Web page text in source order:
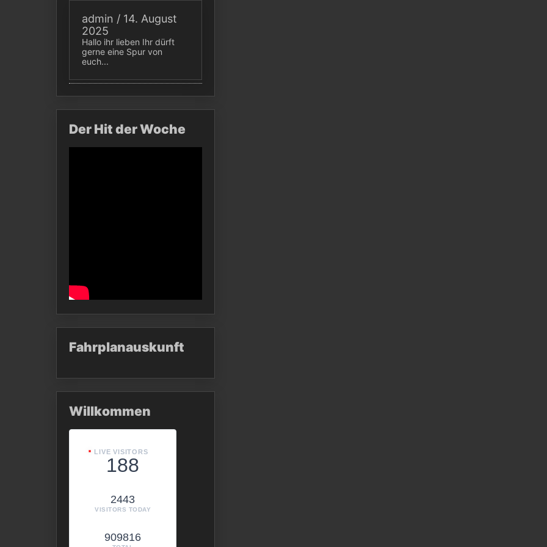
admin / 14. August
2025
Hallo ihr lieben Ihr dürft
gerne eine Spur von
euch...
Der Hit der Woche
Fahrplanauskunft
Willkommen
LIVE VISITORS
188
2443
VISITORS TODAY
909816